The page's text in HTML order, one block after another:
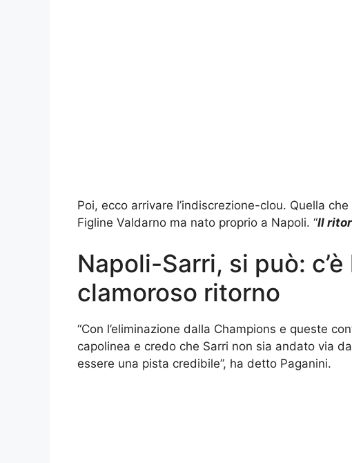
Poi, ecco arrivare l’indiscrezione-clou. Quella
Figline Valdarno ma nato proprio a Napoli. “Il
Napoli-Sarri, si può:
clamoroso ritorno
“Con l’eliminazione dalla Champions e queste
capolinea e credo che Sarri non sia andato via
essere una pista credibile”, ha detto Paganini.